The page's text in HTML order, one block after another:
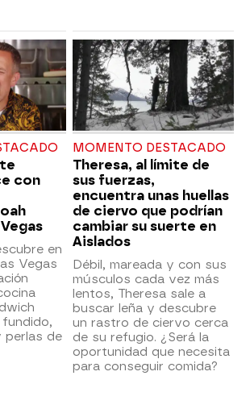
con
en
Vegas
perlas de
MOMENTO DESTACADO
Theresa, al límite de
sus fuerzas,
encuentra unas huellas
de ciervo que podrían
cambiar su suerte en
Aislados
Débil, mareada y con sus
músculos cada vez más
lentos, Theresa sale a
buscar leña y descubre
un rastro de ciervo cerca
de su refugio. ¿Será la
oportunidad que necesita
para conseguir comida?